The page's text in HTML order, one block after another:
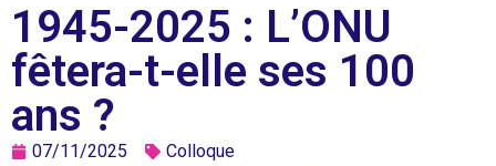
1945-2025 : L’ONU
fêtera-t-elle ses 100
ans ?
07/11/2025
Colloque